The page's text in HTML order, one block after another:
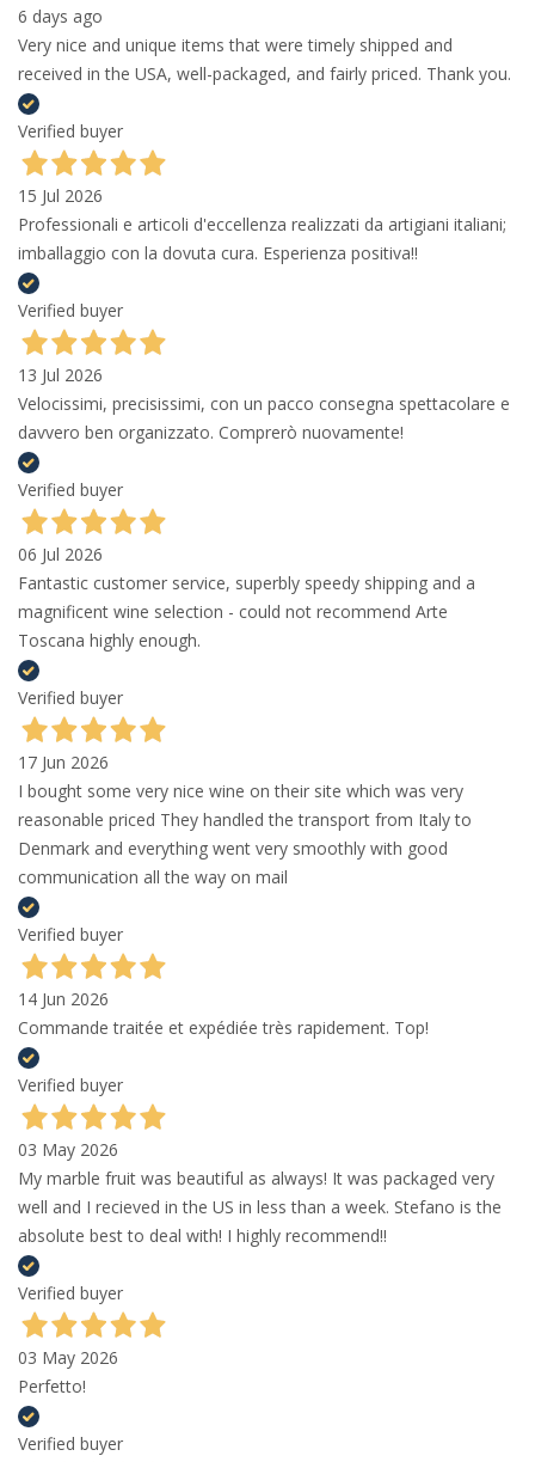
6 days ago
Very nice and unique items that were timely shipped and
received in the USA, well-packaged, and fairly priced. Thank you.
Verified buyer
15 Jul 2026
Professionali e articoli d'eccellenza realizzati da artigiani italiani;
imballaggio con la dovuta cura. Esperienza positiva!!
Verified buyer
13 Jul 2026
Velocissimi, precisissimi, con un pacco consegna spettacolare e
davvero ben organizzato. Comprerò nuovamente!
Verified buyer
06 Jul 2026
Fantastic customer service, superbly speedy shipping and a
magnificent wine selection - could not recommend Arte
Toscana highly enough.
Verified buyer
17 Jun 2026
I bought some very nice wine on their site which was very
reasonable priced They handled the transport from Italy to
Denmark and everything went very smoothly with good
communication all the way on mail
Verified buyer
14 Jun 2026
Commande traitée et expédiée très rapidement. Top!
Verified buyer
03 May 2026
My marble fruit was beautiful as always! It was packaged very
well and I recieved in the US in less than a week. Stefano is the
absolute best to deal with! I highly recommend!!
Verified buyer
03 May 2026
Perfetto!
Verified buyer